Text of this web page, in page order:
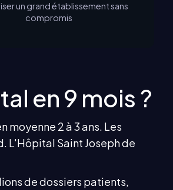
un grand établissement sans
compromis
en 9 mois ?
2 à 3 ans. Les
L'Hôpital Saint Joseph de
de dossiers patients,